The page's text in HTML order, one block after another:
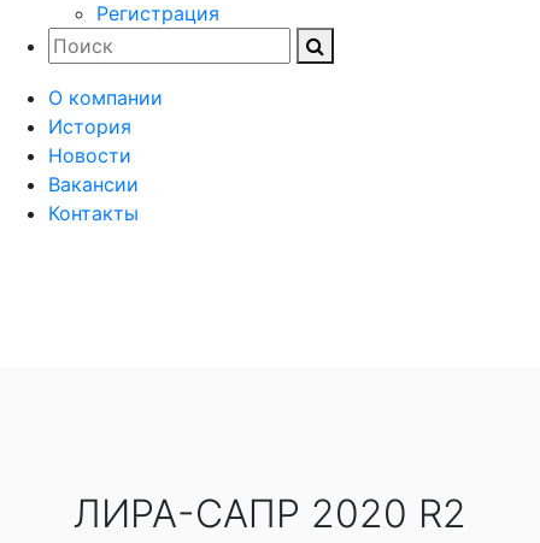
Регистрация
О компании
История
Новости
Вакансии
Контакты
ЛИРА-САПР 2020 R2